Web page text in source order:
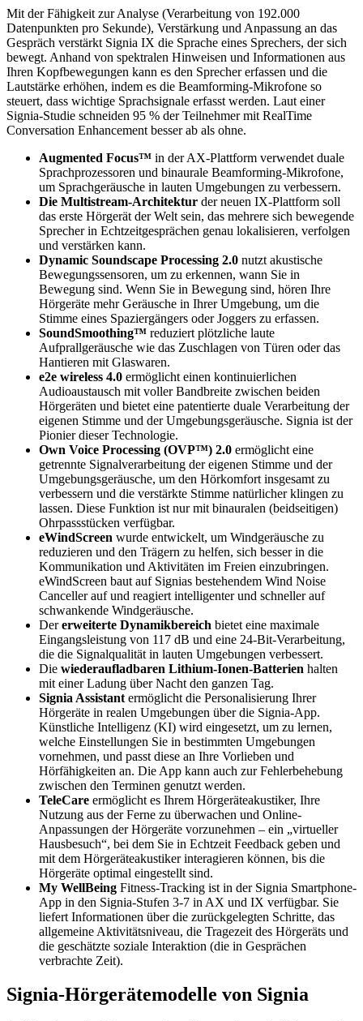
Mit der Fähigkeit zur Analyse (Verarbeitung von 192.000
Datenpunkten pro Sekunde), Verstärkung und Anpassung an das
Gespräch verstärkt Signia IX die Sprache eines Sprechers, der sich
bewegt. Anhand von spektralen Hinweisen und Informationen aus
Ihren Kopfbewegungen kann es den Sprecher erfassen und die
Lautstärke erhöhen, indem es die Beamforming-Mikrofone so
steuert, dass wichtige Sprachsignale erfasst werden. Laut einer
Signia-Studie schneiden 95 % der Teilnehmer mit RealTime
Conversation Enhancement besser ab als ohne.
Augmented Focus™ in der AX-Plattform verwendet duale
Sprachprozessoren und binaurale Beamforming-Mikrofone,
um Sprachgeräusche in lauten Umgebungen zu verbessern.
Die Multistream-Architektur der neuen IX-Plattform soll
das erste Hörgerät der Welt sein, das mehrere sich bewegende
Sprecher in Echtzeitgesprächen genau lokalisieren, verfolgen
und verstärken kann.
Dynamic Soundscape Processing 2.0 nutzt akustische
Bewegungssensoren, um zu erkennen, wann Sie in
Bewegung sind. Wenn Sie in Bewegung sind, hören Ihre
Hörgeräte mehr Geräusche in Ihrer Umgebung, um die
Stimme eines Spaziergängers oder Joggers zu erfassen.
SoundSmoothing™ reduziert plötzliche laute
Aufprallgeräusche wie das Zuschlagen von Türen oder das
Hantieren mit Glaswaren.
e2e wireless 4.0 ermöglicht einen kontinuierlichen
Audioaustausch mit voller Bandbreite zwischen beiden
Hörgeräten und bietet eine patentierte duale Verarbeitung der
eigenen Stimme und der Umgebungsgeräusche. Signia ist der
Pionier dieser Technologie.
Own Voice Processing (OVP™) 2.0 ermöglicht eine
getrennte Signalverarbeitung der eigenen Stimme und der
Umgebungsgeräusche, um den Hörkomfort insgesamt zu
verbessern und die verstärkte Stimme natürlicher klingen zu
lassen. Diese Funktion ist nur mit binauralen (beidseitigen)
Ohrpassstücken verfügbar.
eWindScreen wurde entwickelt, um Windgeräusche zu
reduzieren und den Trägern zu helfen, sich besser in die
Kommunikation und Aktivitäten im Freien einzubringen.
eWindScreen baut auf Signias bestehendem Wind Noise
Canceller auf und reagiert intelligenter und schneller auf
schwankende Windgeräusche.
Dererweiterte Dynamikbereich bietet eine maximale
Eingangsleistung von 117 dB und eine 24-Bit-Verarbeitung,
die die Signalqualität in lauten Umgebungen verbessert.
Die wiederaufladbaren Lithium-Ionen-Batterien halten
mit einer Ladung über Nacht den ganzen Tag.
Signia Assistant ermöglicht die Personalisierung Ihrer
Hörgeräte in realen Umgebungen über die Signia-App.
Künstliche Intelligenz (KI) wird eingesetzt, um zu lernen,
welche Einstellungen Sie in bestimmten Umgebungen
vornehmen, und passt diese an Ihre Vorlieben und
Hörfähigkeiten an. Die App kann auch zur Fehlerbehebung
zwischen den Terminen genutzt werden.
TeleCare ermöglicht es Ihrem Hörgeräteakustiker, Ihre
Nutzung aus der Ferne zu überwachen und Online-
Anpassungen der Hörgeräte vorzunehmen – ein „virtueller
Hausbesuch“, bei dem Sie in Echtzeit Feedback geben und
mit dem Hörgeräteakustiker interagieren können, bis die
Hörgeräte optimal eingestellt sind.
My WellBeing Fitness-Tracking ist in der Signia Smartphone-
App in den Signia-Stufen 3-7 in AX und IX verfügbar. Sie
liefert Informationen über die zurückgelegten Schritte, das
allgemeine Aktivitätsniveau, die Tragezeit des Hörgeräts und
die geschätzte soziale Interaktion (die in Gesprächen
verbrachte Zeit).
Signia-Hörgerätemodelle von Signia